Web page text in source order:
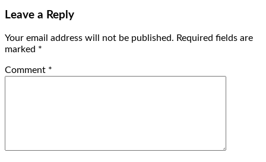
Leave a Reply
Your email address will not be published. Required fields are
marked *
Comment *